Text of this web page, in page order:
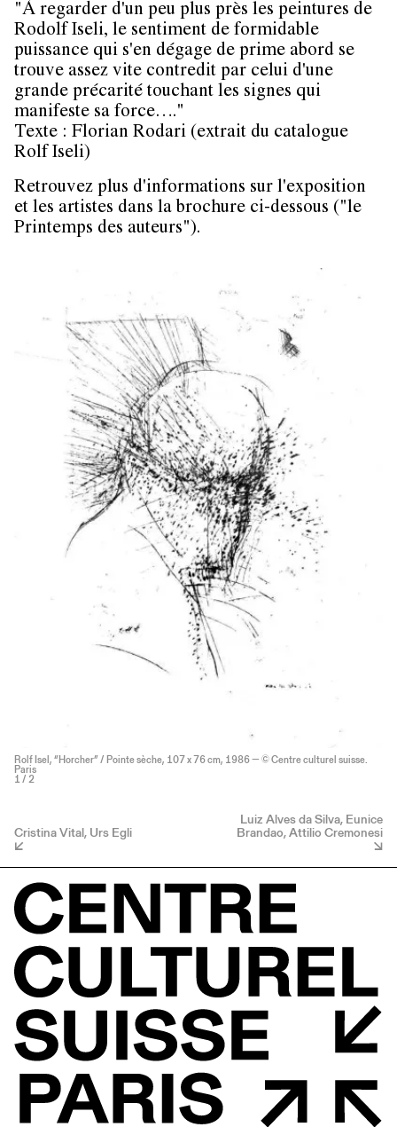
"À regarder d'un peu plus près les peintures de
Rodolf Iseli, le sentiment de formidable
puissance qui s'en dégage de prime abord se
trouve assez vite contredit par celui d'une
grande précarité touchant les signes qui
manifeste sa force…."
Texte : Florian Rodari (extrait du catalogue
Rolf Iseli)
Retrouvez plus d'informations sur l'exposition
et les artistes dans la brochure ci-dessous ("le
Printemps des auteurs").
Rolf Isel, “Horcher” / Pointe sèche, 107 x 76 cm, 1986 — © Centre culturel suisse.
Paris
1 / 2
Cristina Vital, Urs Egli
Luiz Alves da Silva, Eunice
Brandao, Attilio Cremonesi